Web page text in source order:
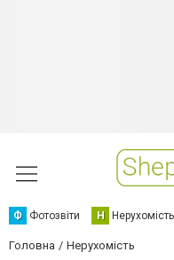
Ф Фотозвіти Н Нерухомість
Головна Нерухомість